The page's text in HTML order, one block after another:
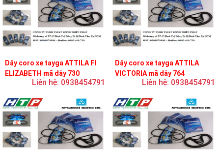
Dây coro xe tayga ATTILA FI
ELIZABETH mã dây 730
Liên hệ: 0938454791
Dây coro xe tayga ATTILA
VICTORIA mã dây 764
Liên hệ: 0938454791